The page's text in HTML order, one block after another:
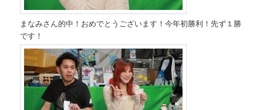
まなみさん的中！おめでとうございます！今年初勝利！先ず１勝
です！